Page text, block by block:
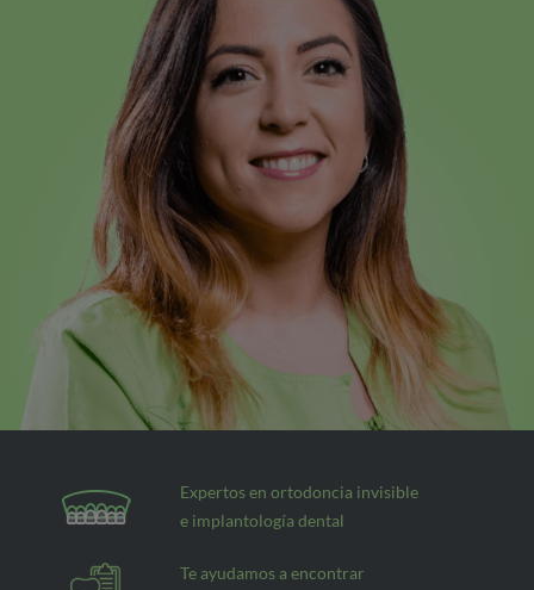
Expertos en ortodoncia invisible
e implantología dental
Te ayudamos a encontrar